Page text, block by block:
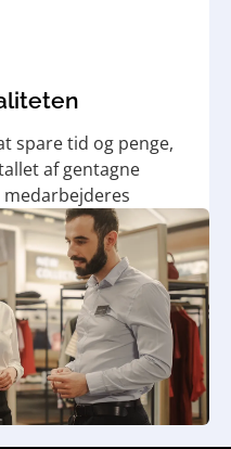
spare tid og penge,
af gentagne